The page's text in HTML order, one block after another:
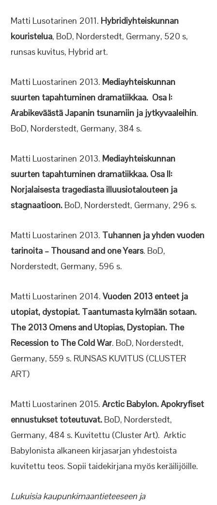
Matti Lusotarinen 2011. Hybridiyhteiskunnan
kouristelua, BoD, Norderstedt, Germany, 520 s,
runsas kuvitus, Hybrid art.
Matti Luostarinen 2013. Mediayhteiskunnan
suurten tapahtuminen dramatiikkaa. Osa I:
Arabikeväästä Japanin tsunamiin ja jytkyvaaleihin.
BoD, Norderstedt, Germany, 384 s.
Matti Luostarinen 2013. Mediayhteiskunnan
suurten tapahtuminen dramatiikkaa. Osa II:
Norjalaisesta tragediasta illuusiotalouteen ja
stagnaatioon. BoD, Norderstedt, Germany, 296 s.
Matti Luostarinen 2013. Tuhannen ja yhden vuoden
tarinoita – Thousand and one Years. BoD,
Norderstedt, Germany, 596 s.
Matti Luostarinen 2014.Vuoden 2013 enteet ja
utopiat, dystopiat. Taantumasta kylmään sotaan.
The 2013 Omens and Utopias, Dystopian. The
Recession to The ColdWar. BoD, Norderstedt,
Germany, 559 s. RUNSAS KUVITUS (CLUSTER
ART)
Matti Luostarinen 2015.Arctic Babylon. Apokryfiset
ennustukset toteutuvat. BoD, Norderstedt,
Germany, 484 s. Kuvitettu (Cluster Art). Arktic
Babylonista alkaneen kirjasarjan yhdestoista
kuvitettu teos. Sopii taidekirjana myös keräilijöille.
Lukuisia kaupunkimaantieteeseen ja